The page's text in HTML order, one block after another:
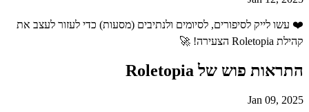
❤️ עשו לייק לסיפורים, לסיומים ולנתיבים (מסעות) כדי לעזור לעצב את
קהילת Roletopia הצעירה! 🚀
התראות פוש של Roletopia
Jan 09, 2025